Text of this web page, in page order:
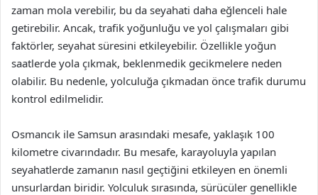
zaman mola verebilir, bu da seyahati daha eğlenceli hale
getirebilir. Ancak, trafik yoğunluğu ve yol çalışmaları gibi
faktörler, seyahat süresini etkileyebilir. Özellikle yoğun
saatlerde yola çıkmak, beklenmedik gecikmelere neden
olabilir. Bu nedenle, yolculuğa çıkmadan önce trafik durumu
kontrol edilmelidir.
Osmancık ile Samsun arasındaki mesafe, yaklaşık 100
kilometre civarındadır. Bu mesafe, karayoluyla yapılan
seyahatlerde zamanın nasıl geçtiğini etkileyen en önemli
unsurlardan biridir. Yolculuk sırasında, sürücüler genellikle